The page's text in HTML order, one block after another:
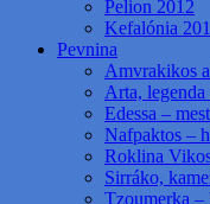
Pelion 2012
Kefalónia
Pevnina
Amvrakikos
Arta,
Edessa –
Nafpaktos –
Roklina
Sirráko,
Tzoumerka –